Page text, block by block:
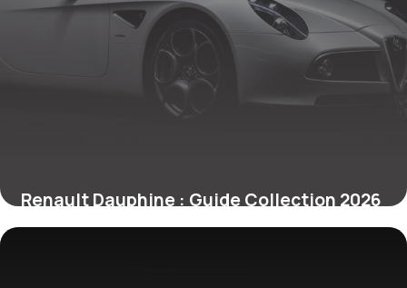
Renault Dauphine : Guide Collection 2026
1 juillet 2026